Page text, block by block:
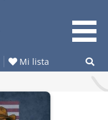
Mi lista